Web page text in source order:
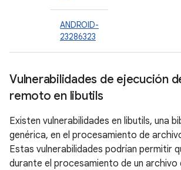
ANDROID-
23286323
Vulnerabilidades de ejecución
remoto en libutils
Existen vulnerabilidades en libutils, una
genérica, en el procesamiento de
Estas vulnerabilidades podrían permitir
durante el procesamiento de un